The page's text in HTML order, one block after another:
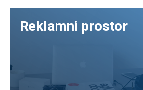
Reklamni prostor